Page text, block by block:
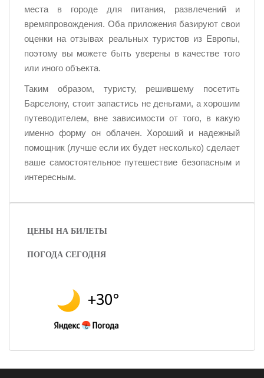
места в городе для питания, развлечений и
времяпровождения. Оба приложения базируют свои
оценки на отзывах реальных туристов из Европы,
поэтому вы можете быть уверены в качестве того
или иного объекта.
Таким образом, туристу, решившему посетить
Барселону, стоит запастись не деньгами, а хорошим
путеводителем, вне зависимости от того, в какую
именно форму он облачен. Хороший и надежный
помощник (лучше если их будет несколько) сделает
ваше самостоятельное путешествие безопасным и
интересным.
ЦЕНЫ НА БИЛЕТЫ
ПОГОДА СЕГОДНЯ